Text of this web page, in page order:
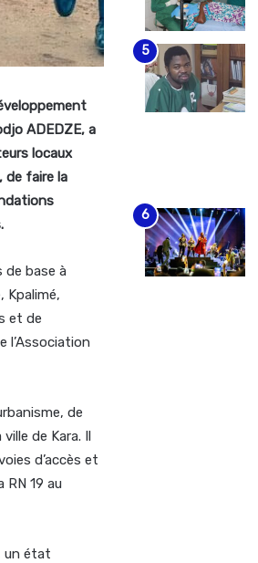
ADEDZE, a
locaux
de faire la
de base à
Kpalimé,
et de
l’Association
de
de Kara. Il
d’accès et
19 au
un état